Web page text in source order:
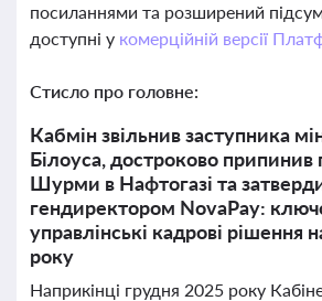
посиланнями та розширений
доступні у комерційній версії
Стисло про головне:
Кабмін звільнив заступника
Білоуса, достроково
Шурми в Нафтогазі та
гендиректором NovaPay:
управлінські кадрові рішення
року
Наприкінці грудня 2025 року